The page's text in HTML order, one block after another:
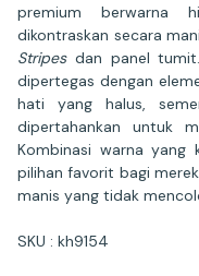
premium berwarna
dikontraskan secara
Stripesdan panel tumit.
dipertegas dengan
hati yang halus,
dipertahankan untuk
Kombinasi warna yang
pilihan favorit bagi
manis yang tidak
SKU : kh9154